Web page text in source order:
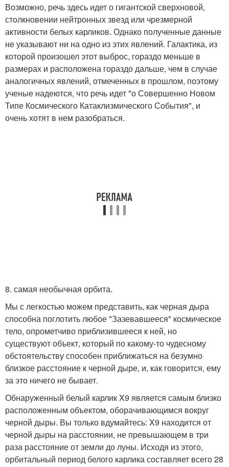
Возможно, речь здесь идет о гигантской сверхновой,
столкновении нейтронных звезд или чрезмерной
активности белых карликов. Однако полученные данные
не указывают ни на одно из этих явлений. Галактика, из
которой произошел этот выброс, гораздо меньше в
размерах и расположена гораздо дальше, чем в случае
аналогичных явлений, отмеченных в прошлом, поэтому
ученые надеются, что речь идет "о Совершенно Новом
Типе Космического Катаклизмического События", и
очень хотят в нем разобраться.
8. самая необычная орбита.
Мы с легкостью можем представить, как черная дыра
способна поглотить любое "Зазевавшееся" космическое
тело, опрометчиво приблизившееся к ней, но
существуют объект, который по какому-то чудесному
обстоятельству способен приближаться на безумно
близкое расстояние к черной дыре, и, как говорится, ему
за это ничего не бывает.
Обнаруженный белый карлик X9 является самым близко
расположенным объектом, оборачивающимся вокруг
черной дыры. Вы только вдумайтесь: X9 находится от
черной дыры на расстоянии, не превышающем в три
раза расстояние от земли до луны. Исходя из этого,
орбитальный период белого карлика составляет всего 28